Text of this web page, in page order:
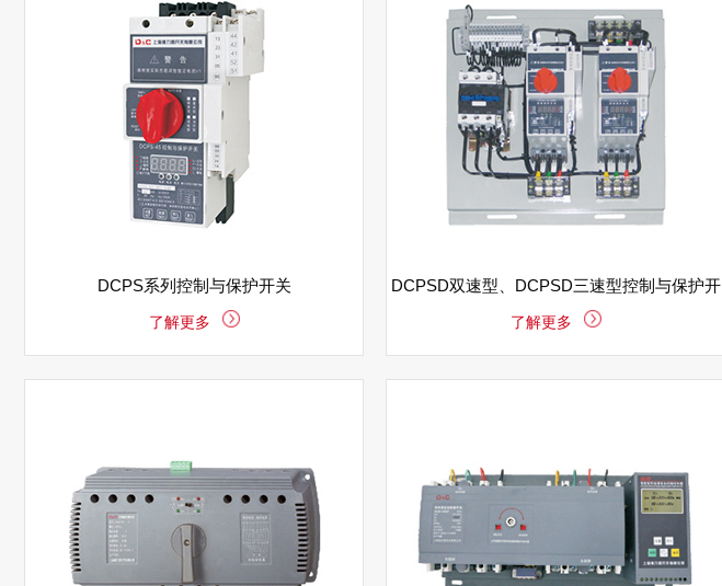
DCPS系列控制与保护开关
了解更多
DCPSD双速型、DCPSD三速型控制与保护开
关电器
了解更多